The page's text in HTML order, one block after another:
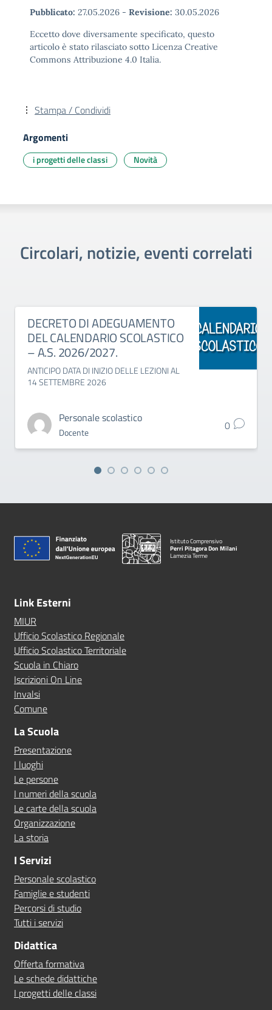
Pubblicato: 27.05.2026 - Revisione: 30.05.2026
Eccetto dove diversamente specificato, questo
articolo è stato rilasciato sotto Licenza Creative
Commons Attribuzione 4.0 Italia.
Stampa / Condividi
Argomenti
i progetti delle classi Novità
Circolari, notizie, eventi correlati
DECRETO DI ADEGUAMENTO
DEL CALENDARIO SCOLASTICO
– A.S. 2026/2027.
ANTICIPO DATA DI INIZIO DELLE LEZIONI AL
14 SETTEMBRE 2026
Personale scolastico
Docente 0
Istituto Comprensivo
Perri Pitagora Don Milani
Lamezia Terme
Link Esterni
MIUR
Ufficio Scolastico Regionale
Ufficio Scolastico Territoriale
Scuola in Chiaro
Iscrizioni On Line
Invalsi
Comune
La Scuola
Presentazione
I luoghi
Le persone
I numeri della scuola
Le carte della scuola
Organizzazione
La storia
I Servizi
Personale scolastico
Famiglie e studenti
Percorsi di studio
Tutti i servizi
Didattica
Offerta formativa
Le schede didattiche
I progetti delle classi